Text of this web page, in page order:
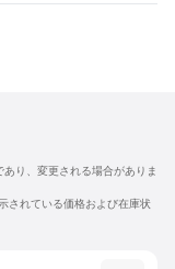
り、変更される場合がありま
されている価格および在庫状